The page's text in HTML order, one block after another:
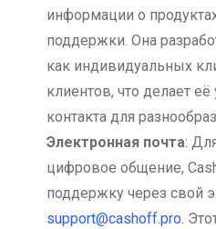
информации о
поддержки. Она
как индивидуальных
клиентов, что делает
контакта для
Электронная почта:
цифровое общение,
поддержку через свой
support@cashoff.pro.